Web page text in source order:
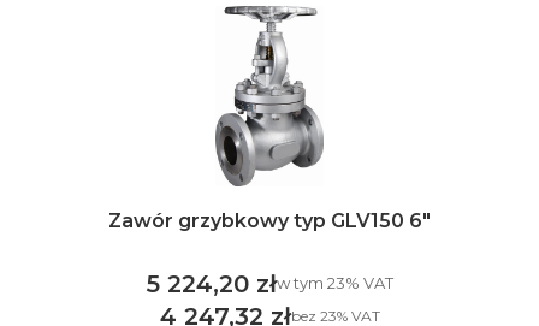
Zawór grzybkowy typ GLV150 6"
Cena brutto
5 224,20 złw tym %s VAT
w tym 23% VAT
4 247,32 złbez 23% VAT